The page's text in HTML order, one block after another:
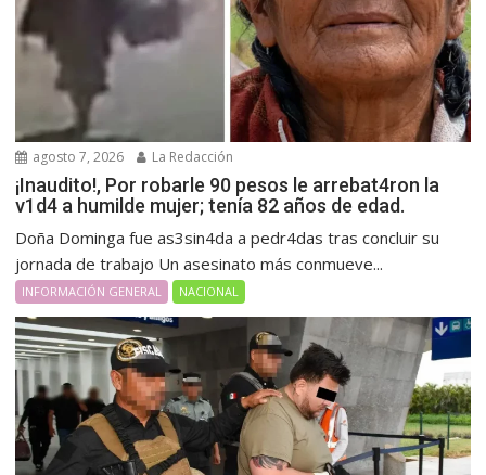
agosto 7, 2026 La Redacción
¡Inaudito!, Por robarle 90 pesos le arrebat4ron la
v1d4 a humilde mujer; tenía 82 años de edad.
Doña Dominga fue as3sin4da a pedr4das tras concluir su
jornada de trabajo Un asesinato más conmueve...
INFORMACIÓN GENERAL NACIONAL